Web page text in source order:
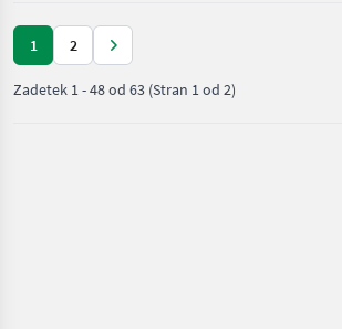
1 2
Zadetek 1-48od 63 (Stran 1 od 2)